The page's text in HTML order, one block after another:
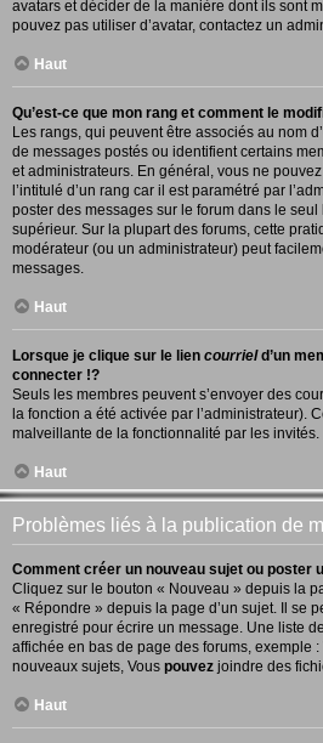
avatars et décider de la manière dont ils sont
pouvez pas utiliser d’avatar, contactez un
Haut
Qu’est-ce que mon rang et comment le
Les rangs, qui peuvent être associés au nom
de messages postés ou identifient certains
et administrateurs. En général, vous ne
l’intitulé d’un rang car il est paramétré par
poster des messages sur le forum dans le
supérieur. Sur la plupart des forums, cette
modérateur (ou un administrateur) peut
messages.
Haut
Lorsque je clique sur le lien courrield’un
connecter !?
Seuls les membres peuvent s’envoyer des
la fonction a été activée par l’administrateur).
malveillante de la fonctionnalité par les invités.
Haut
Problèmes liés à la publication de
Comment créer un nouveau sujet ou poster
Cliquez sur le bouton « Nouveau » depuis la
« Répondre » depuis la page d’un sujet. Il se
enregistré pour écrire un message. Une liste
affichée en bas de page des forums, exemple :
nouveaux sujets, Vous pouvez joindre des
Haut